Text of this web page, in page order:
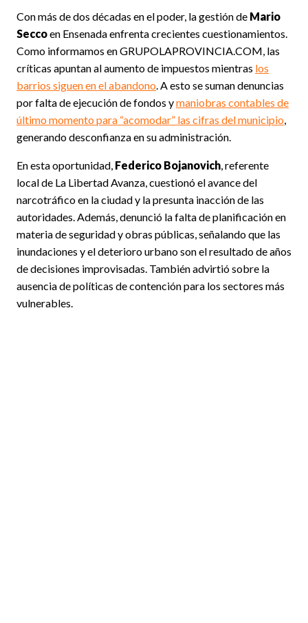
Con más de dos décadas en el poder, la gestión de Mario
Seccoen Ensenada enfrenta crecientes cuestionamientos.
Como informamos en GRUPOLAPROVINCIA.COM, las
críticas apuntan al aumento de impuestos mientras los
barrios siguen en el abandono . A esto se suman denuncias
por falta de ejecución de fondos ymaniobras contables de
último momento para “acomodar” las cifras del municipio
generando desconfianza en su administración.
En esta oportunidad, Federico Bojanovich , referente
local de La Libertad Avanza, cuestionó el avance del
narcotráfico en la ciudad y la presunta inacción de las
autoridades. Además, denunció la falta de planificación en
materia de seguridad y obras públicas, señalando que las
inundaciones y el deterioro urbano son el resultado de años
de decisiones improvisadas. También advirtió sobre la
ausencia de políticas de contención para los sectores más
vulnerables.